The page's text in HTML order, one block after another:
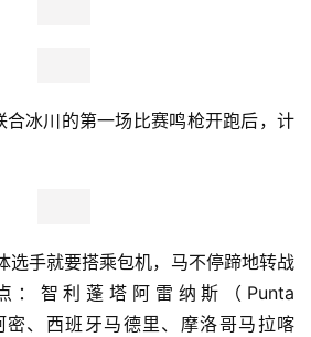
合冰川的第一场比赛鸣枪开跑后，计
选手就要搭乘包机，马不停蹄地转战
：智利蓬塔阿雷纳斯（Punta
密、西班牙马德里、摩洛哥马拉喀